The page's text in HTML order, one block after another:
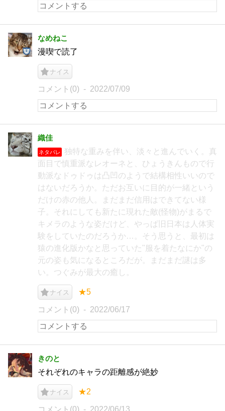
なめねこ
漫喫で読了
ナイス
コメント(0) 2022/07/09
織佳
ネタバレ
独特な重みを伴い、淡々と進んでいく。真
面目で慎重派なレオーネと、ひょうきんもので行
動派なドゥドゥは凸凹のようで結構相性いいので
はないだろうか。ただお互いに目的が一緒という
だけの赤の他人。まだまだ信用はできてない様
子。それにしても新たに現れた敵(怪物)がまるで
キメラのような姿だけど、やっぱ旧日本は人体実
験をしていたのだろうか…。そう思うと、最初は
猿の進化版かなと思っていた"服を着たなにか"の
元の姿も気になるところだが。まだまだ謎は多
い。つぐみが最大の癒し。
ナイス ★5
コメント(0) 2022/06/17
きのと
それぞれのキャラの距離感が絶妙
ナイス ★2
コメント(0) 2022/06/13